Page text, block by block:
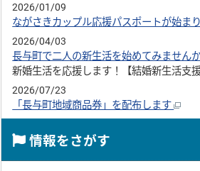
2026/01/09
ながさきカップル応援パスポートが始ま
2026/04/03
長与町で二人の新生活を始めてみません
新婚生活を応援します！【結婚新生活支援
2026/07/23
「長与町地域商品券」を配布します
情報をさがす